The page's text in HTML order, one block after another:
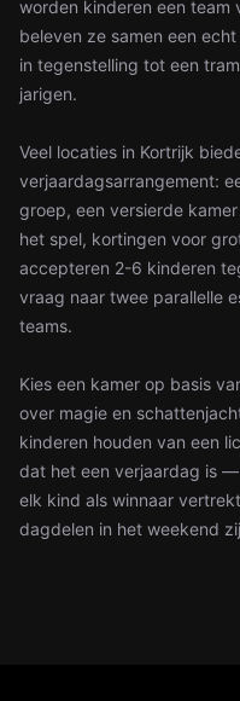
worden kinderen een team
beleven ze samen een
in tegenstelling tot een
jarigen.
Veel locaties in Kortrijk
verjaardagsarrangement:
groep, een versierde
het spel, kortingen voor
accepteren 2-6 kinderen
vraag naar twee parallelle
teams.
Kies een kamer op basis
over magie en
kinderen houden van een
dat het een verjaardag is
elk kind als winnaar
dagdelen in het weekend